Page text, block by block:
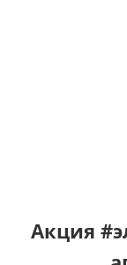
Акция